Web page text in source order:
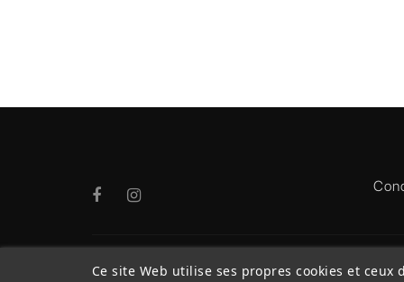
Ce site Web utilise ses propres cookies et